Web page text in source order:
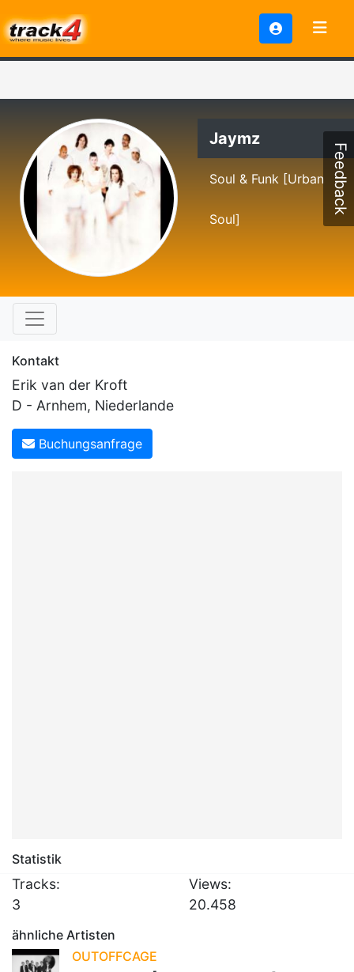
Jaymz
Soul & Funk [Urban
Soul]
Kontakt
Erik van der Kroft
D - Arnhem, Niederlande
Buchungsanfrage
Statistik
Tracks:
3
Views:
20.458
ähnliche Artisten
OUTOFFCAGE
Feedback